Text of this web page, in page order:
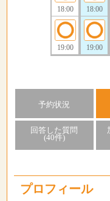
18:00
19:00
18:00
19:00
予約状況
回答した質問
(40件)
プロフィール